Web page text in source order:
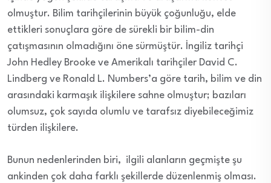
olmuştur. Bilim tarihçilerinin büyük çoğunluğu, elde
ettikleri sonuçlara göre de sürekli bir bilim-din
çatışmasının olmadığını öne sürmüştür. İngiliz tarihçi
John Hedley Brooke ve Amerikalı tarihçiler David C.
Lindberg ve Ronald L. Numbers’a göre tarih, bilim ve din
arasındaki karmaşık ilişkilere sahne olmuştur; bazıları
olumsuz, çok sayıda olumlu ve tarafsız diyebileceğimiz
türden ilişkilere.
Bunun nedenlerinden biri, ilgili alanların geçmişte şu
ankinden çok daha farklı şekillerde düzenlenmiş olması.